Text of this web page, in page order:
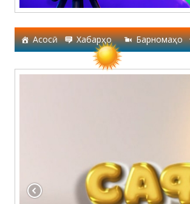
Асосӣ Хабарҳо Барномаҳо